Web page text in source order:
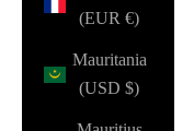
(EUR €)
Mauritania
(USD $)